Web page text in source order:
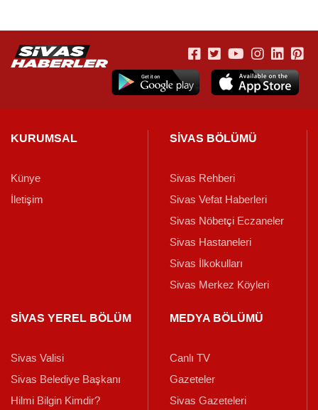
KURUMSAL
Künye
İletişim
SİVAS BÖLÜMÜ
Sivas Rehberi
Sivas Vefat Haberleri
Sivas Nöbetçi Eczaneler
Sivas Hastaneleri
Sivas İlkokulları
Sivas Merkez Köyleri
SİVAS YEREL BÖLÜM
Sivas Valisi
Sivas Belediye Başkanı
Hilmi Bilgin Kimdir?
MEDYA BÖLÜMÜ
Canlı TV
Gazeteler
Sivas Gazeteleri